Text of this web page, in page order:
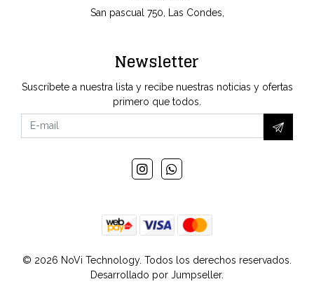
San pascual 750, Las Condes,
Newsletter
Suscríbete a nuestra lista y recibe nuestras noticias y ofertas
primero que todos.
© 2026 NoVi Technology. Todos los derechos reservados.
Desarrollado por Jumpseller.